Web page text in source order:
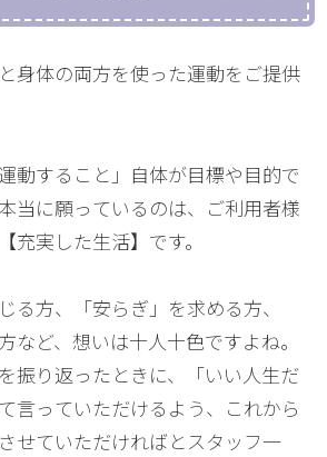
身体の両方を使った運動をご提供
動すること」自体が目標や目的で
当に願っているのは、ご利用者様
充実した生活】です。
る方、「安らぎ」を求める方、
など、想いは十人十色ですよね。
振り返ったときに、「いい人生だ
言っていただけるよう、これから
せていただければとスタッフ一